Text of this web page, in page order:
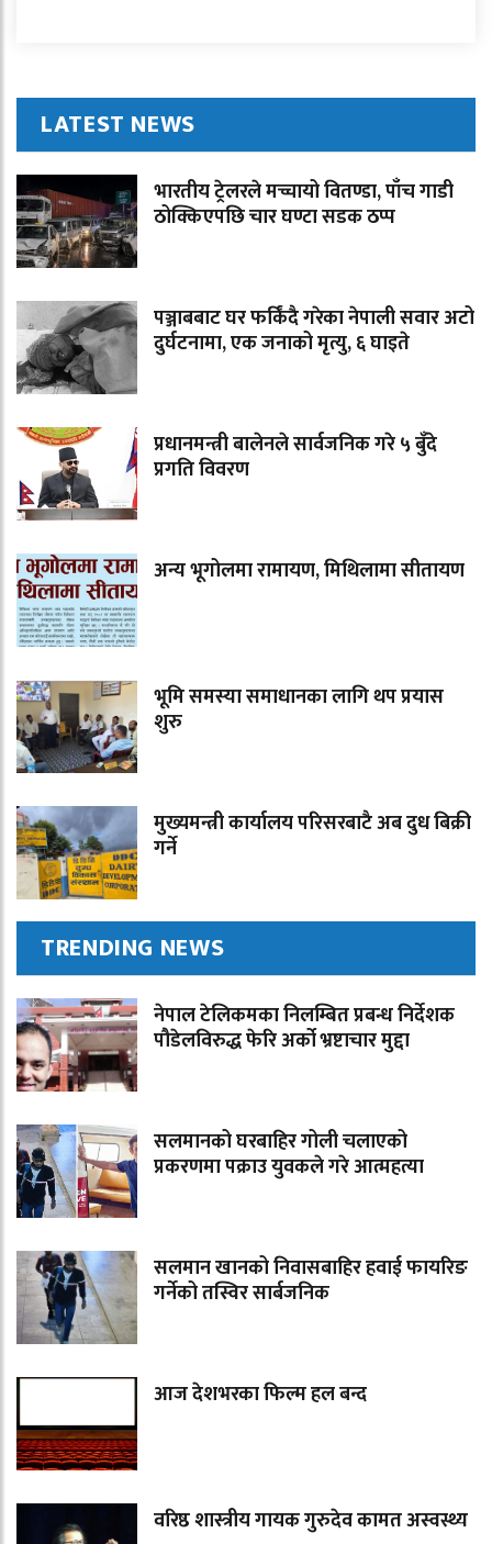
LATEST NEWS
भारतीय ट्रेलरले मच्चायो वितण्डा, पाँच गाडी
ठोक्किएपछि चार घण्टा सडक ठप्प
पञ्जाबबाट घर फर्किंदै गरेका नेपाली सवार अटो
दुर्घटनामा, एक जनाको मृत्यु, ६ घाइते
प्रधानमन्त्री बालेनले सार्वजनिक गरे ५ बुँदे
प्रगति विवरण
अन्य भूगोलमा रामायण, मिथिलामा सीतायण
भूमि समस्या समाधानका लागि थप प्रयास
शुरु
मुख्यमन्त्री कार्यालय परिसरबाटै अब दुध बिक्री
गर्ने
TRENDING NEWS
नेपाल टेलिकमका निलम्बित प्रबन्ध निर्देशक
पौडेलविरुद्ध फेरि अर्को भ्रष्टाचार मुद्दा
सलमानको घरबाहिर गोली चलाएको
प्रकरणमा पक्राउ युवकले गरे आत्महत्या
सलमान खानको निवासबाहिर हवाई फायरिङ
गर्नेको तस्विर सार्बजनिक
आज देशभरका फिल्म हल बन्द
वरिष्ठ शास्त्रीय गायक गुरुदेव कामत अस्वस्थ्य